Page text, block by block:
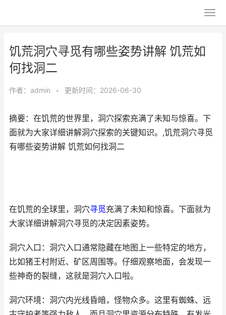
饥荒洞穴寻觅有哪些姿势讲解 饥荒如
何找洞二
作者： admin • 更新时间：2026-06-30
摘要：在饥荒的世界里，洞穴探索充满了未知与惊喜。下
面就为大家详细讲解洞穴探索的关键知识。,饥荒洞穴寻觅
有哪些姿势讲解 饥荒如何找洞二
在饥荒的全球里，洞穴寻觅充满了未知和惊喜。下面就为
大家详细讲解洞穴寻觅的决定因素姿势。
洞穴入口：洞穴入口通常隐藏在地图上一些特定的地方，
比如猪王村附近、矿区周围等。仔细观察地面，会发现一
些神奇的裂缝，这就是洞穴入口啦。
洞穴环境：洞穴内光线昏暗，怪物众多。这里有蜘蛛、远